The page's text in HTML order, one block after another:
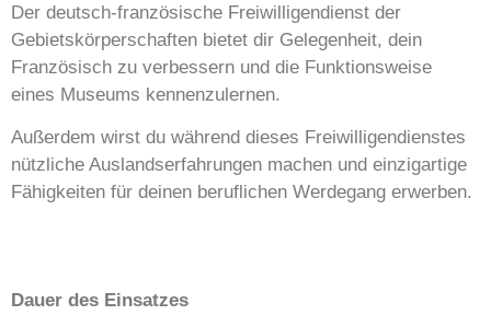
Der deutsch-französische Freiwilligendienst der
Gebietskörperschaften bietet dir Gelegenheit, dein
Französisch zu verbessern und die Funktionsweise
eines Museums kennenzulernen.
Außerdem wirst du während dieses Freiwilligendienstes
nützliche Auslandserfahrungen machen und einzigartige
Fähigkeiten für deinen beruflichen Werdegang erwerben.
Dauer des Einsatzes